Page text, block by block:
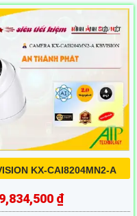
KX-CAI8204MN2-A
9,834,500 ₫